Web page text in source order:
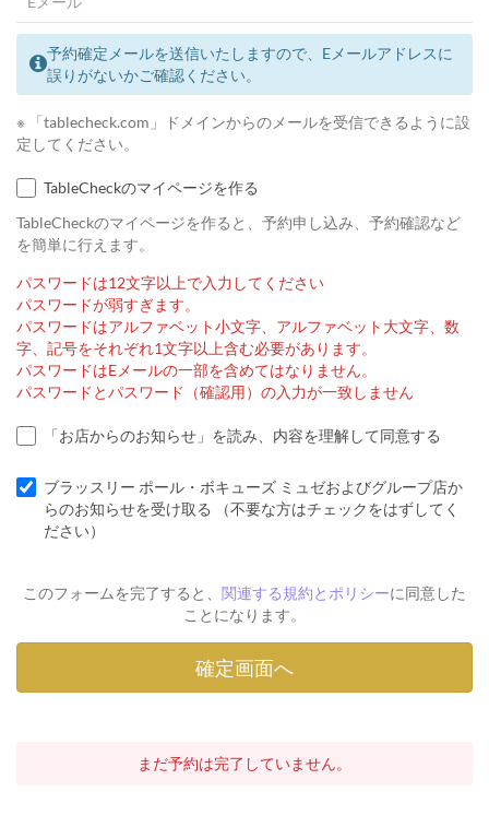
予約確定メールを送信いたしますので、Eメールアドレスに
誤りがないかご確認ください。
※ 「tablecheck.com」ドメインからのメールを受信できるように設
定してください。
TableCheckのマイページを作る
TableCheckのマイページを作ると、予約申し込み、予約確認など
を簡単に行えます。
パスワードは12文字以上で入力してください
パスワードが弱すぎます。
パスワードはアルファベット小文字、アルファベット大文字、数
字、記号をそれぞれ1文字以上含む必要があります。
パスワードはEメールの一部を含めてはなりません。
パスワードとパスワード（確認用）の入力が一致しません
「お店からのお知らせ」を読み、内容を理解して同意する
ブラッスリー ポール・ボキューズ ミュゼおよびグループ店か
らのお知らせを受け取る （不要な方はチェックをはずしてく
ださい）
このフォームを完了すると、 関連する規約とポリシーに同意した
ことになります。
まだ予約は完了していません。